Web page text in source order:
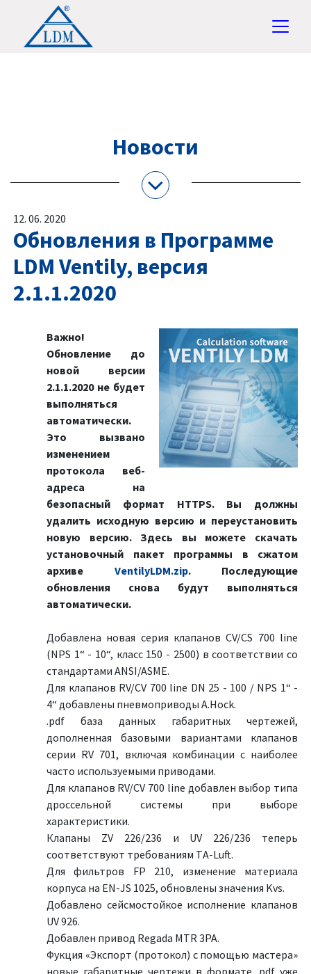
Новости
12. 06. 2020
Обновления в Программе
LDM Ventily, версия
2.1.1.2020
Важно!
Обновление до
новой версии
2.1.1.2020 не будет
выполняться
автоматически.
Это вызвано
изменением
протокола веб-
адреса на
безопасный формат HTTPS. Вы должны
удалить исходную версию и переустановить
новую версию. Здесь вы можете скачать
установочный пакет программы в сжатом
архиве VentilyLDM.zip. Последующие
обновления снова будут выполняться
автоматически.
Добавлена новая серия клапанов CV/CS 700 line
(NPS 1“ - 10“, класс 150 - 2500) в соответствии со
стандартами ANSI/ASME.
Для клапанов RV/CV 700 line DN 25 - 100 / NPS 1“ -
4“ добавлены пневмоприводы A.Hock.
.pdf база данных габаритных чертежей,
дополненная базовыми вариантами клапанов
серии RV 701, включая комбинации с наиболее
часто используемыми приводами.
Для клапанов RV/CV 700 line добавлен выбор типа
дроссельной системы при выборе
характеристики.
Клапаны ZV 226/236 и UV 226/236 теперь
соответствуют требованиям TА-Luft.
Для фильтров FP 210, изменение материала
корпуса на EN-JS 1025, обновлены значения Kvs.
Добавлено сейсмостойкое исполнение клапанов
UV 926.
Добавлен привод Regada MTR 3PA.
Фукция «Экспорт (протокол) с помощью мастера»
новые габаритные чертежи в формате .pdf уже